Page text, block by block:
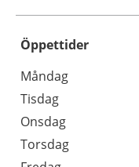
Öppettider
Dag
Öppettider
Kommentarer
Måndag
Tisdag
Onsdag
Torsdag